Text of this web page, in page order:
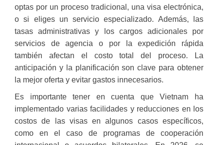
optas por un proceso tradicional, una visa electrónica,
o si eliges un servicio especializado. Además, las
tasas administrativas y los cargos adicionales por
servicios de agencia o por la expedición rápida
también afectan el costo total del proceso. La
anticipación y la planificación son clave para obtener
la mejor oferta y evitar gastos innecesarios.
Es importante tener en cuenta que Vietnam ha
implementado varias facilidades y reducciones en los
costos de las visas en algunos casos específicos,
como en el caso de programas de cooperación